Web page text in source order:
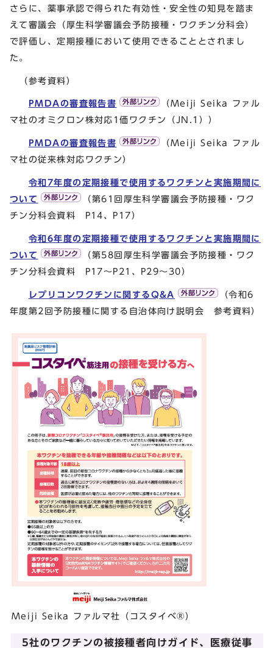
さらに、薬事承認で得られた有効性・安全性の知見を踏ま
えて審議会（厚生科学審議会予防接種・ワクチン分科会）
で評価し、定期接種において使用できることとされまし
た。
（参考資料）
PMDAの審査報告書
（Meiji Seika ファル
マ社のオミクロン株対応1価ワクチン（JN.1））
PMDAの審査報告書
（Meiji Seika ファル
マ社の従来株対応ワクチン）
令和7年度の定期接種で使用するワクチンと実施期間に
ついて
（第61回厚生科学審議会予防接種・ワク
チン分科会資料 P14、P17）
令和6年度の定期接種で使用するワクチンと実施期間に
ついて
（第58回厚生科学審議会予防接種・ワク
チン分科会資料 P17～P21、P29～30）
レプリコンワクチンに関するQ&A
（令和6
年度第2回予防接種に関する自治体向け説明会 参考資料）
Meiji Seika ファルマ社（コスタイベ®）
5社のワクチンの被接種者向けガイド、医療従事